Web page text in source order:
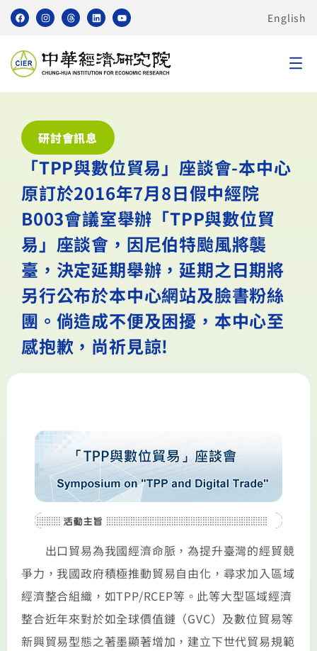
English
研討會訊息
「TPP與數位貿易」座談會-本中心
原訂於2016年7月8日假中經院
B003會議室舉辦「TPP與數位貿
易」座談會，因尼伯特颱風將襲
臺，決定延期舉辦，延期之日期將
另行公布於本中心網站及臉書粉絲
團。倘造成不便及困擾，本中心至
感抱歉，尚祈見諒!
出口貿易為我國經濟命脈，為提升臺灣的經貿競
爭力，我國政府積極推動貿易自由化，尋求加入區域
經濟整合組織，如TPP/RCEP等。此等大型區域經濟
整合近年來對於如全球價值鏈（GVC）及數位貿易等
新興貿易型態之著墨顯著增加，建立下世代貿易規範